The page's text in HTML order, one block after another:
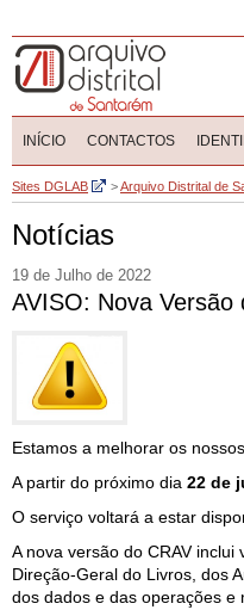
INÍCIO CONTACTOS
Sites DGLAB >Arquivo Distrital de
Notícias
19 de Julho de 2022
AVISO: Nova Versão
Estamos a melhorar os
A partir do próximo dia 22 de
O serviço voltará a estar
A nova versão do CRAV inclui
Direção-Geral do Livros, dos
dos dados e das operações e